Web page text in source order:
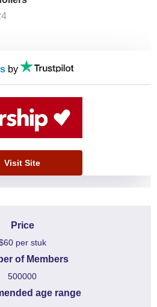
by
Visit Site
Price
per stuk
of Members
500000
age range